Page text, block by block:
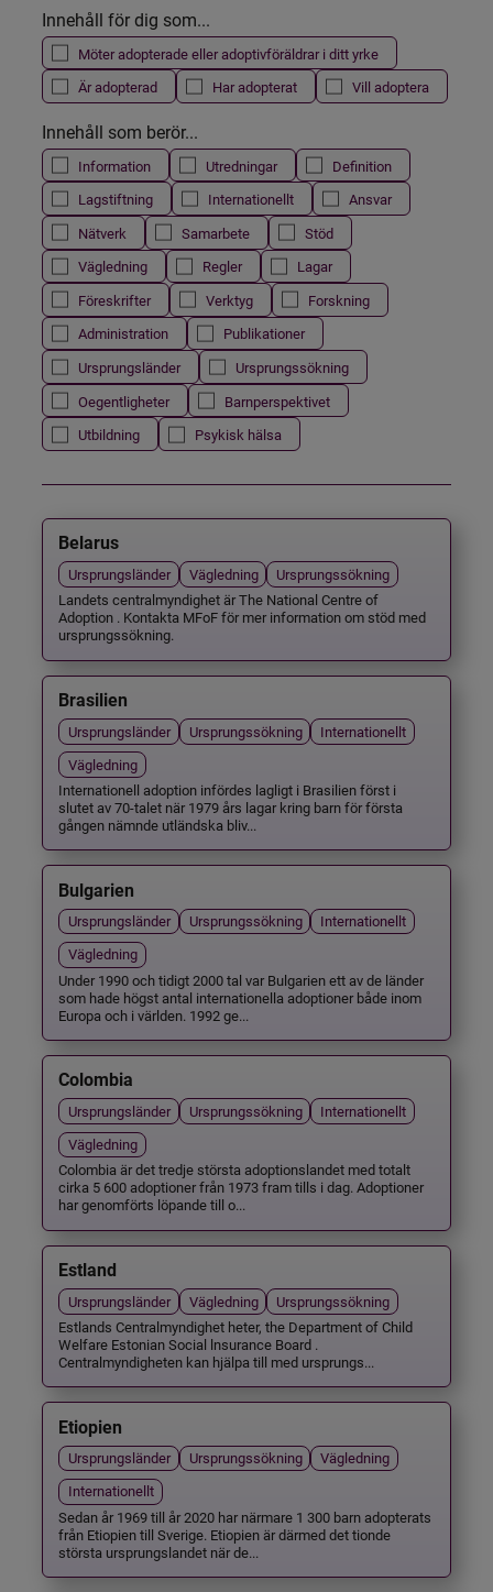
Innehåll för dig som...
Möter adopterade eller adoptivföräldrar i ditt yrke
Är adopterad
Har adopterat Vill adoptera
Innehåll som berör...
Information Utredningar
Definition
Lagstiftning
Internationellt
Ansvar
Nätverk
Samarbete
Stöd
Vägledning
Regler
Lagar
Föreskrifter
Verktyg
Forskning
Administration
Publikationer
Ursprungsländer
Ursprungssökning
Oegentligheter
Barnperspektivet
Utbildning
Psykisk hälsa
Belarus
Ursprungsländer Vägledning
Ursprungssökning
Landets centralmyndighet är The National Centre of
Adoption . Kontakta MFoF för mer information om stöd med
ursprungssökning.
Brasilien
Ursprungsländer Ursprungssökning
Internationellt
Vägledning
Internationell adoption infördes lagligt i Brasilien först i
slutet av 70-talet när 1979 års lagar kring barn för första
gången nämnde utländska bliv...
Bulgarien
Ursprungsländer Ursprungssökning
Internationellt
Vägledning
Under 1990 och tidigt 2000 tal var Bulgarien ett av de länder
som hade högst antal internationella adoptioner både inom
Europa och i världen. 1992 ge...
Colombia
Ursprungsländer Ursprungssökning
Internationellt
Vägledning
Colombia är det tredje största adoptionslandet med totalt
cirka 5 600 adoptioner från 1973 fram tills i dag. Adoptioner
har genomförts löpande till o...
Estland
Ursprungsländer Vägledning
Ursprungssökning
Estlands Centralmyndighet heter, the Department of Child
Welfare Estonian Social lnsurance Board .
Centralmyndigheten kan hjälpa till med ursprungs...
Etiopien
Ursprungsländer Ursprungssökning
Vägledning
Internationellt
Sedan år 1969 till år 2020 har närmare 1 300 barn adopterats
från Etiopien till Sverige. Etiopien är därmed det tionde
största ursprungslandet när de...